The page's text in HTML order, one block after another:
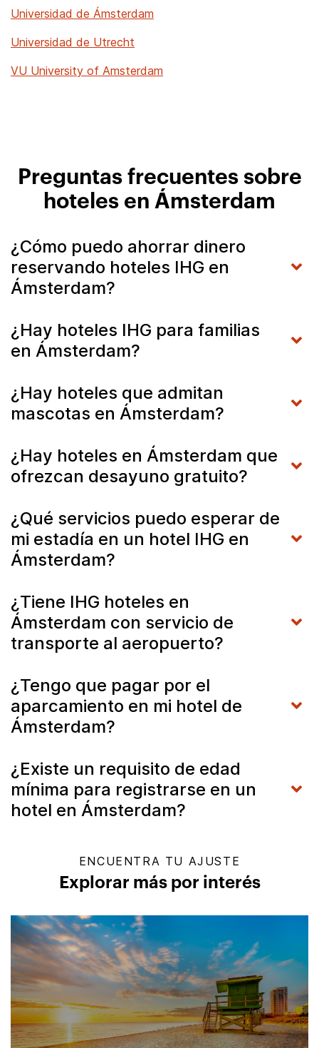
Universidad de Ámsterdam
Universidad de Utrecht
VU University of Amsterdam
Preguntas frecuentes sobre
hoteles en Ámsterdam
¿Cómo puedo ahorrar dinero
reservando hoteles IHG en
Ámsterdam?
¿Hay hoteles IHG para familias
en Ámsterdam?
¿Hay hoteles que admitan
mascotas en Ámsterdam?
¿Hay hoteles en Ámsterdam que
ofrezcan desayuno gratuito?
¿Qué servicios puedo esperar de
mi estadía en un hotel IHG en
Ámsterdam?
¿Tiene IHG hoteles en
Ámsterdam con servicio de
transporte al aeropuerto?
¿Tengo que pagar por el
aparcamiento en mi hotel de
Ámsterdam?
¿Existe un requisito de edad
mínima para registrarse en un
hotel en Ámsterdam?
ENCUENTRA TU AJUSTE
Explorar más por interés